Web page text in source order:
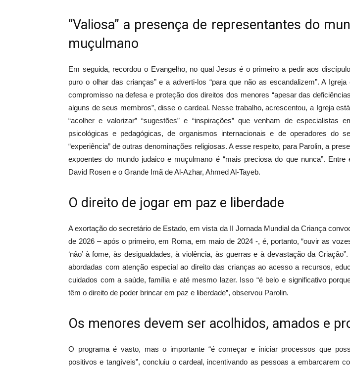
“Valiosa” a presença de representantes do
muçulmano
Em seguida, recordou o Evangelho, no qual Jesus é o primeiro a pedir aos
puro o olhar das crianças” e a adverti-los “para que não as escandalizem”. A
compromisso na defesa e proteção dos direitos dos menores “apesar das
alguns de seus membros”, disse o cardeal. Nesse trabalho, acrescentou, a Igreja
“acolher e valorizar” “sugestões” e “inspirações” que venham de especialistas
psicológicas e pedagógicas, de organismos internacionais e de operadores do
“experiência” de outras denominações religiosas. A esse respeito, para Parolin, a
expoentes do mundo judaico e muçulmano é “mais preciosa do que nunca”. Entre
David Rosen e o Grande Imã de Al-Azhar, Ahmed Al-Tayeb.
O direito de jogar em paz e liberdade
A exortação do secretário de Estado, em vista da II Jornada Mundial da Criança
de 2026 – após o primeiro, em Roma, em maio de 2024 -, é, portanto, “ouvir as
‘não’ à fome, às desigualdades, à violência, às guerras e à devastação da
abordadas com atenção especial ao direito das crianças ao acesso a recursos,
cuidados com a saúde, família e até mesmo lazer. Isso “é belo e significativo
têm o direito de poder brincar em paz e liberdade”, observou Parolin.
Os menores devem ser acolhidos, amados e
O programa é vasto, mas o importante “é começar e iniciar processos que
positivos e tangíveis”, concluiu o cardeal, incentivando as pessoas a embarcarem